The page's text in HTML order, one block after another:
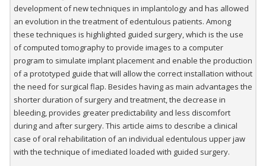
development of new techniques in implantology and has allowed
an evolution in the treatment of edentulous patients. Among
these techniques is highlighted guided surgery, which is the use
of computed tomography to provide images to a computer
program to simulate implant placement and enable the production
of a prototyped guide that will allow the correct installation without
the need for surgical flap. Besides having as main advantages the
shorter duration of surgery and treatment, the decrease in
bleeding, provides greater predictability and less discomfort
during and after surgery. This article aims to describe a clinical
case of oral rehabilitation of an individual edentulous upper jaw
with the technique of imediated loaded with guided surgery.